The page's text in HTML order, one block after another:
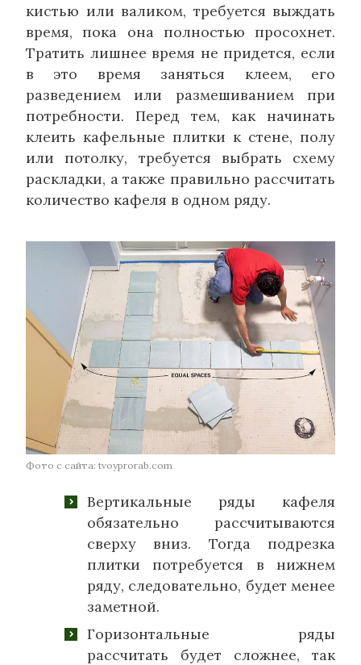
кистью или валиком, требуется выждать
время, пока она полностью просохнет.
Тратить лишнее время не придется, если
в это время заняться клеем, его
разведением или размешиванием при
потребности. Перед тем, как начинать
клеить кафельные плитки к стене, полу
или потолку, требуется выбрать схему
раскладки, а также правильно рассчитать
количество кафеля в одном ряду.
Фото с сайта: tvoyprorab.com
Вертикальные ряды кафеля
обязательно рассчитываются
сверху вниз. Тогда подрезка
плитки потребуется в нижнем
ряду, следовательно, будет менее
заметной.
Горизонтальные ряды
рассчитать будет сложнее, так